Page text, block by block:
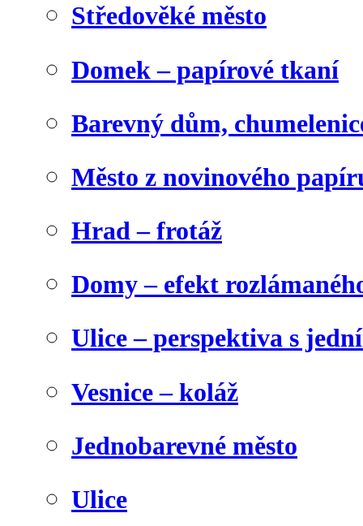
Středověké město
Domek – papírové tkaní
Barevný dům,
Město z novinového
Hrad – frotáž
Domy – efekt
Ulice – perspektiva s
Vesnice – koláž
Jednobarevné město
Ulice